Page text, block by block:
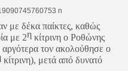
με δέκα παίκτες, καθώς
με 2ηκίτρινη ο Ροθώνης
τον ακολούθησε ο
κίτρινη), μετά από δυνατό